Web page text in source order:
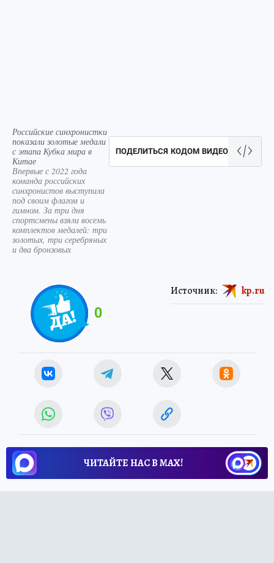
Российские синхронистки
показали золотые медали
с этапа Кубка мира в
Китае
Впервые с 2022 года
команда российских
синхронистов выступила
под своим флагом и
гимном. За три дня
спортсмены взяли восемь
комплектов медалей: три
золотых, три серебряных
и два бронзовых
ПОДЕЛИТЬСЯ КОДОМ ВИДЕО
0
Источник: kp.ru
ЧИТАЙТЕ НАС В МАХ!